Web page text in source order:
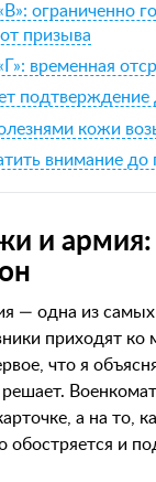
ограниченно
призыва
временная
подтверждение
кожи
внимание до
и армия:
— одна из
приходят ко
что я
а на то,
обостряется и